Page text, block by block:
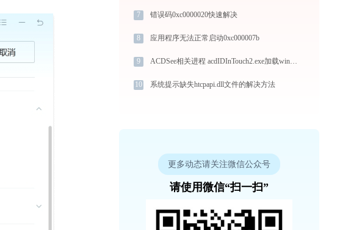
7 错误码0xc0000020快速解决
8 应用程序无法正常启动0xc000007b
9 ACDSee相关进程 acdIDInTouch2.exe加载winmm.dll文件丢失处理办法
10 系统提示缺失htcpapi.dll文件的解决方法
更多动态请关注微信公众号
请使用微信“扫一扫”